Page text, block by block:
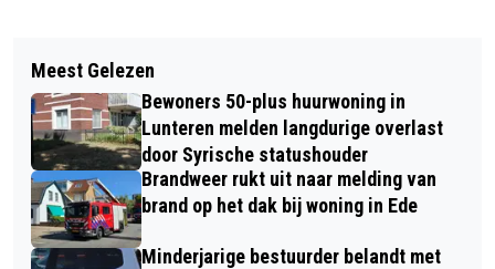
DUTCH LADIES ORCHESTRA
PRESENTEERT: THINK GIRL POWER
POLITIE VALT DRUGSLAB BINNEN IN
LUNTEREN
Meest Gelezen
Bewoners 50-plus huurwoning in
Lunteren melden langdurige overlast
door Syrische statushouder
Brandweer rukt uit naar melding van
brand op het dak bij woning in Ede
Minderjarige bestuurder belandt met